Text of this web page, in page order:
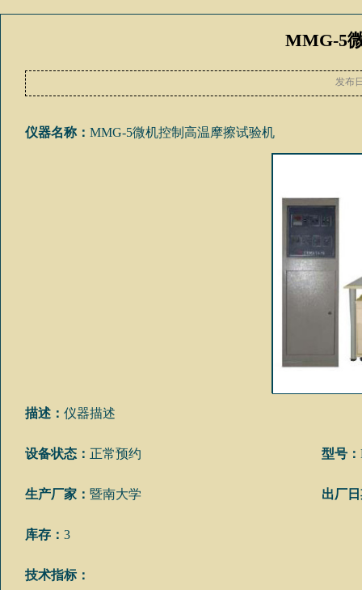
MMG-5
发布
仪器名称： MMG-5微机控制高温摩擦试验机
描述： 仪器描述
设备状态： 正常预约 型号：
生产厂家： 暨南大学 出厂
库存： 3
技术指标：